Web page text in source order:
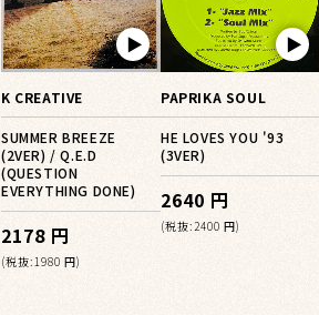
▶︎
K CREATIVE
SUMMER BREEZE
(2VER) / Q.E.D
(QUESTION
EVERYTHING DONE)
2178 円
(税抜:1980 円)
▶︎
PAPRIKA SOUL
HE LOVES YOU '93
(3VER)
2640 円
(税抜:2400 円)